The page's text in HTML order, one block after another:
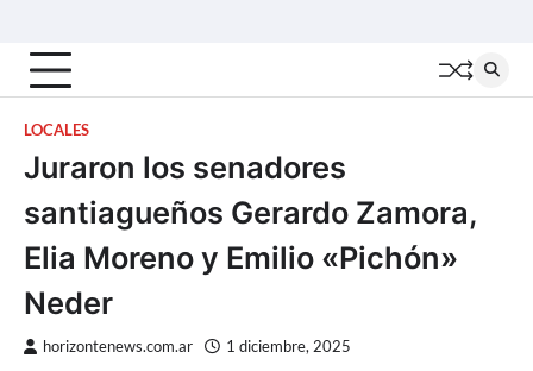
content
LOCALES
Juraron los senadores
santiagueños Gerardo Zamora,
Elia Moreno y Emilio «Pichón»
Neder
horizontenews.com.ar 1 diciembre, 2025